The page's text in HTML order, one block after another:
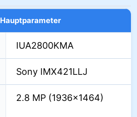
Hauptparameter
IUA2800KMA
Sony IMX421LLJ
2.8 MP (1936×1464)